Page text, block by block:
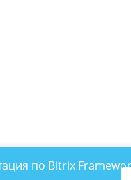
по Bitrix